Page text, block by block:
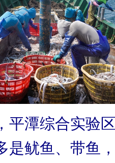
潭综合实验区
是鱿鱼、带鱼